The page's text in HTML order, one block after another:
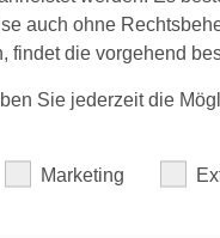
auch ohne
findet die vorgehend
Sie jederzeit die
Marketing